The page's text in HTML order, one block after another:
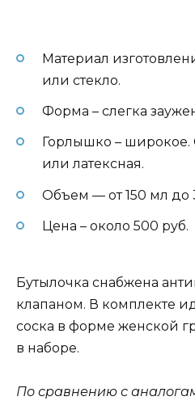
Материал
или стекло.
Форма – слегка
Горлышко – широкое.
или латексная.
Объем — от 150 мл до
Цена – около 500 руб.
Бутылочка снабжена
клапаном. В комплекте
соска в форме женской
в наборе.
По сравнению с